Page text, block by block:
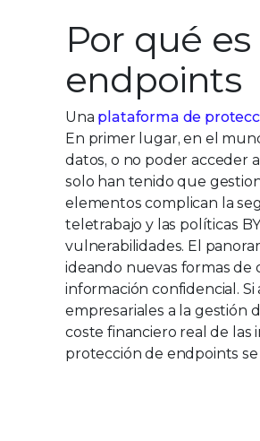
Por qué
endpoints
Una plataforma de
En primer lugar, en el
datos, o no poder acceder
solo han tenido que
elementos complican la
teletrabajo y las políticas
vulnerabilidades. El
ideando nuevas formas de
información confidencial.
empresariales a la gestión
coste financiero real de
protección de endpoints